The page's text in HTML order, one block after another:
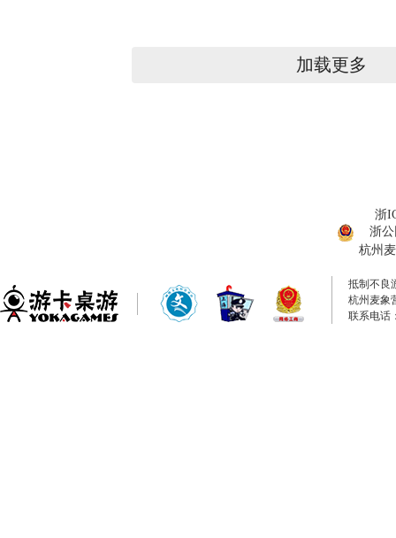
加载更多
浙
浙公
杭州
抵制不良
杭州麦象
联系电话